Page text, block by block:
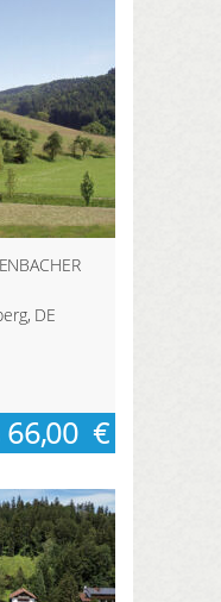
DE
66,00 €